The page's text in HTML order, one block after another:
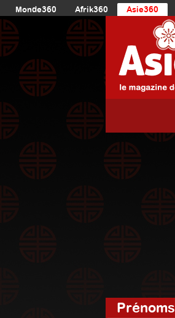
Monde360 Afrik360 Asie360
Prénoms